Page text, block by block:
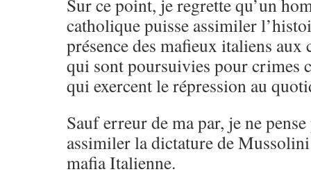
Sur ce point, je regrette qu’un
catholique puisse assimiler
présence des mafieux italiens aux
qui sont poursuivies pour crimes
qui exercent le répression au
Sauf erreur de ma par, je ne
assimiler la dictature de
mafia Italienne.